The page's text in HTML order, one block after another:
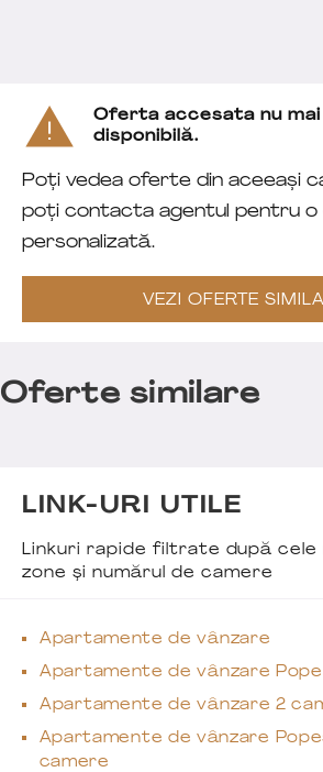
Oferta accesata nu
disponibilă.
Poți vedea oferte din aceeași
poți contacta agentul pentru
personalizată.
VEZI OFERTE
Oferte similare
LINK-URI UTILE
Linkuri rapide filtrate după cele
zone și numărul de camere
Apartamente de vânzare
Apartamente de vânzare
Apartamente de vânzare 2
Apartamente de vânzare
camere